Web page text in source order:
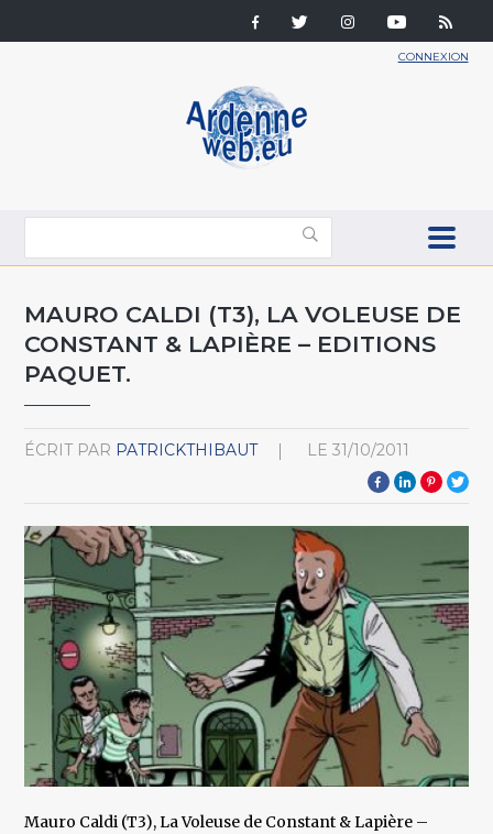
CONNEXION
MAURO CALDI (T3), LA VOLEUSE DE
CONSTANT & LAPIÈRE – EDITIONS
PAQUET.
ÉCRIT PAR PATRICKTHIBAUT LE 31/10/2011
Mauro Caldi (T3), La Voleuse de Constant & Lapière –